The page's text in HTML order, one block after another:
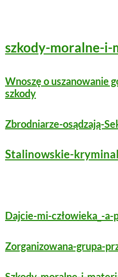
szkody-moralne-i-
Wnoszę o uszanowanie
szkody
Zbrodniarze-osądzają-
Stalinowskie-
Dajcie-mi-człowieka_-
Zorganizowana-grupa-